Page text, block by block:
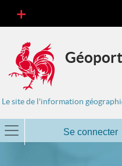
Le site de l'information
Se connecter